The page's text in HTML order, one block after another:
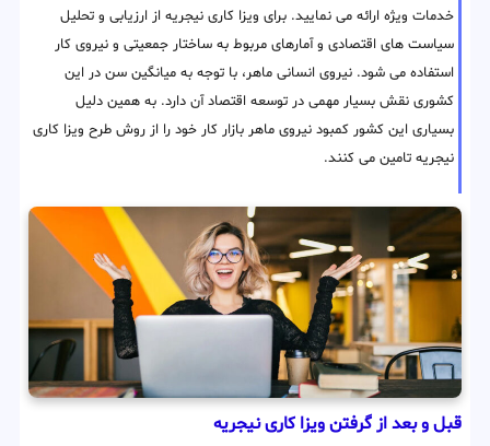
خدمات ویژه ارائه می نمایید. برای ویزا کاری نیجریه از ارزیابی و تحلیل
سیاست های اقتصادی و آمارهای مربوط به ساختار جمعیتی و نیروی کار
استفاده می شود. نیروی انسانی ماهر، با توجه به میانگین سن در این
کشوری نقش بسیار مهمی در توسعه اقتصاد آن دارد. به همین دلیل
بسیاری این کشور کمبود نیروی ماهر بازار کار خود را از روش طرح ویزا کاری
نیجریه تامین می کنند.
قبل و بعد از گرفتن ویزا کاری نیجریه